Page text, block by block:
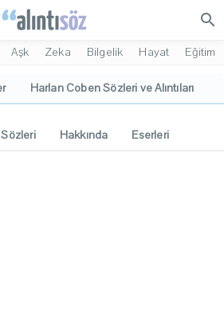
search
Aşk Zeka Bilgelik Hayat Eğitim
Harlan Coben Sözleri ve Alıntıları
Sözleri Hakkında
Eserleri